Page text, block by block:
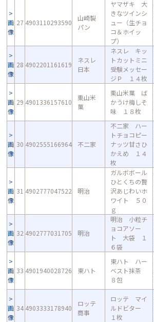
画
像
27 4903110293590
山崎製
パン
ヤマザキ 大
きなツインシ
ュー（生チョ
コ＆ホイッ
プ）
画
像
28 4902201161619
ネスレ
日本
ネスレ キッ
トカットミニ
受験メッセー
ジＰ １４枚
画
像
29 4901336157610
栗山米
菓
栗山米菓 ば
かうけ梅しそ
味 １８枚
画
像
30 4902555166964 不二家
不二家 ハー
トチョコピー
ナッツ甘さひ
かえめ １４
枚
画
像
31 4902777047522 明治
ガルボボール
ひとくちの贅
沢あじわいホ
ワイト ５０
ｇ
画
像
32 4902777031705 明治
明治 小粒チ
ョコアソー
ト 大袋 １
６袋
画
像
33 4901940028726 東ハト
東ハト ハー
ベスト抹茶
８包
画
像
34 4903333178940
ロッテ
商事
ロッテ マイ
ルドビター
１枚